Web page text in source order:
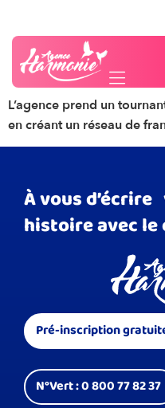
Création
première
L’agence prend un
en créant un réseau de
À vous
histoire avec le
Pré-inscription
N°Vert : 0 800 77 82 37